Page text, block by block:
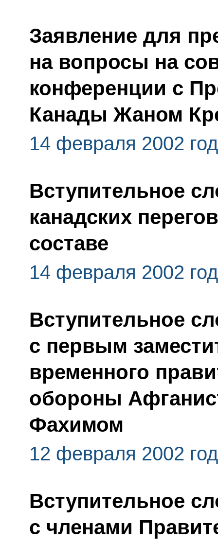
Заявление для
на вопросы на
конференции с
Канады Жаном
14 февраля 2002
Вступительное
канадских
составе
14 февраля 2002
Вступительное
с первым
временного
обороны
Фахимом
12 февраля 2002
Вступительное
с членами